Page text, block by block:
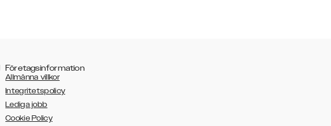
Företagsinformation
Allmänna villkor
Integritetspolicy
Lediga jobb
Cookie Policy